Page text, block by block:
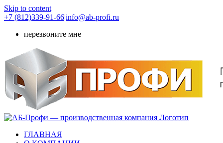
Skip to content
+7 (812)339-91-66|info@ab-profi.ru
перезвоните мне
ГЛАВНАЯ